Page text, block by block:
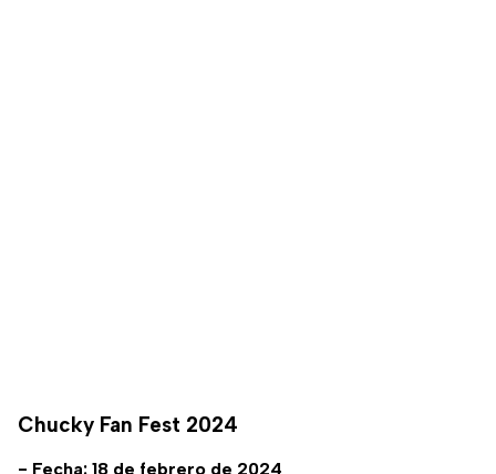
Chucky Fan Fest 2024
- Fecha: 18 de febrero de 2024